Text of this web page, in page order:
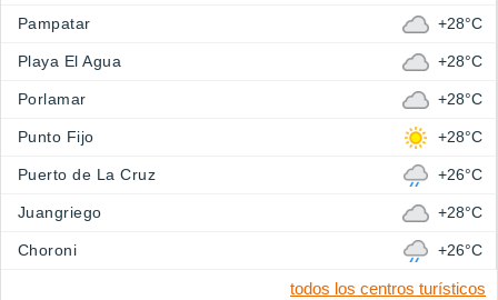
Pampatar +28°C
Playa El Agua +28°C
Porlamar +28°C
Punto Fijo +28°C
Puerto de La Cruz +26°C
Juangriego +28°C
Choroni +26°C
todos los centros turísticos